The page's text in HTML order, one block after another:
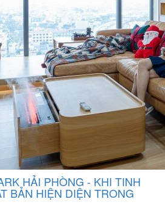
HẢI PHÒNG - KHI TINH
BẢN HIỆN DIỆN TRONG